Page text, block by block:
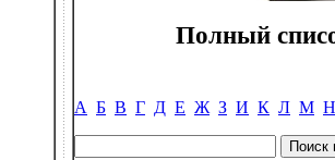
Полный
А Б В Г Д Е Ж З И К Л М Н